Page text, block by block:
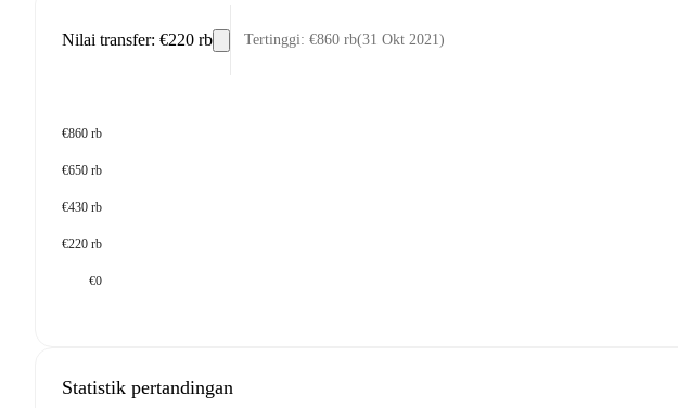
Nilai transfer: €220 rb Tertinggi: €860 rb(31 Okt 2021)
€860 rb
€650 rb
€430 rb
€220 rb
€0
Statistik pertandingan